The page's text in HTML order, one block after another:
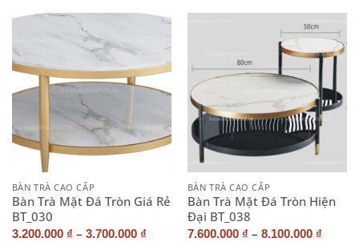
BÀN TRÀ CAO CẤP
Bàn Trà Mặt Đá Tròn Giá Rẻ
BT_030
3.200.000 ₫ – 3.700.000 ₫
BÀN TRÀ CAO CẤP
Bàn Trà Mặt Đá Tròn Hiện
Đại BT_038
7.600.000 ₫ – 8.100.000 ₫